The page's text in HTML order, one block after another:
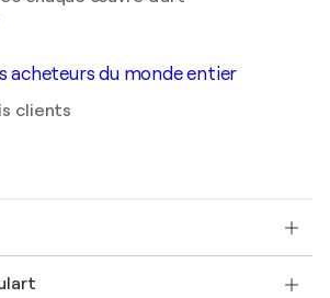
acheteurs du monde entier
clients